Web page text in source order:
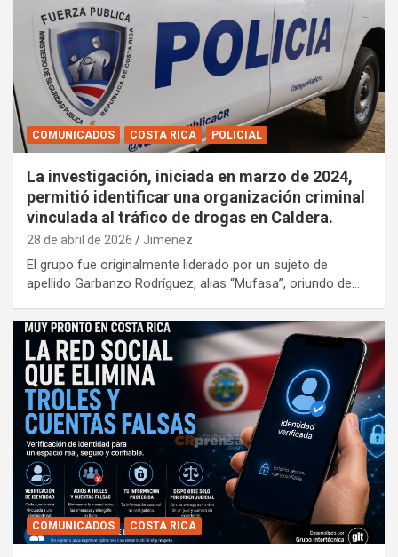
COMUNICADOS COSTA RICA POLICIAL
La investigación, iniciada en marzo de 2024,
permitió identificar una organización criminal
vinculada al tráfico de drogas en Caldera.
28 de abril de 2026 Jimenez
El grupo fue originalmente liderado por un sujeto de
apellido Garbanzo Rodríguez, alias “Mufasa”, oriundo de…
COMUNICADOS COSTA RICA